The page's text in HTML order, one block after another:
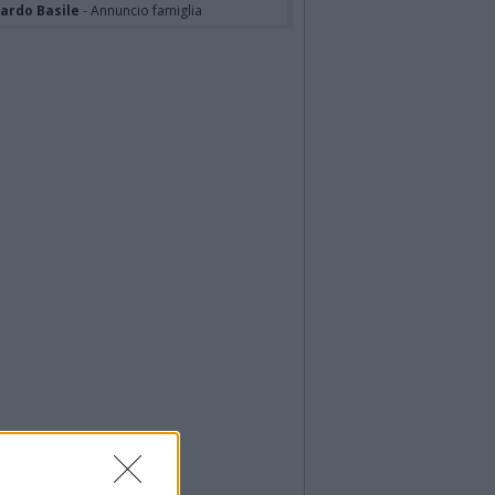
Basile - Annuncio famiglia